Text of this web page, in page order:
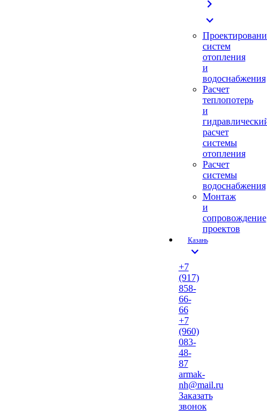
chevron_right
expand_more
систем
отопления
и
водоснабжения
Расчет
теплопотерь
и
расчет
системы
отопления
Расчет
системы
водоснабжения
Монтаж
и
сопровождение
проектов
Казань
expand_more
+7
(917)
858-
66-
66
+7
(960)
083-
48-
87
armak-
nh@mail.ru
Заказать
звонок